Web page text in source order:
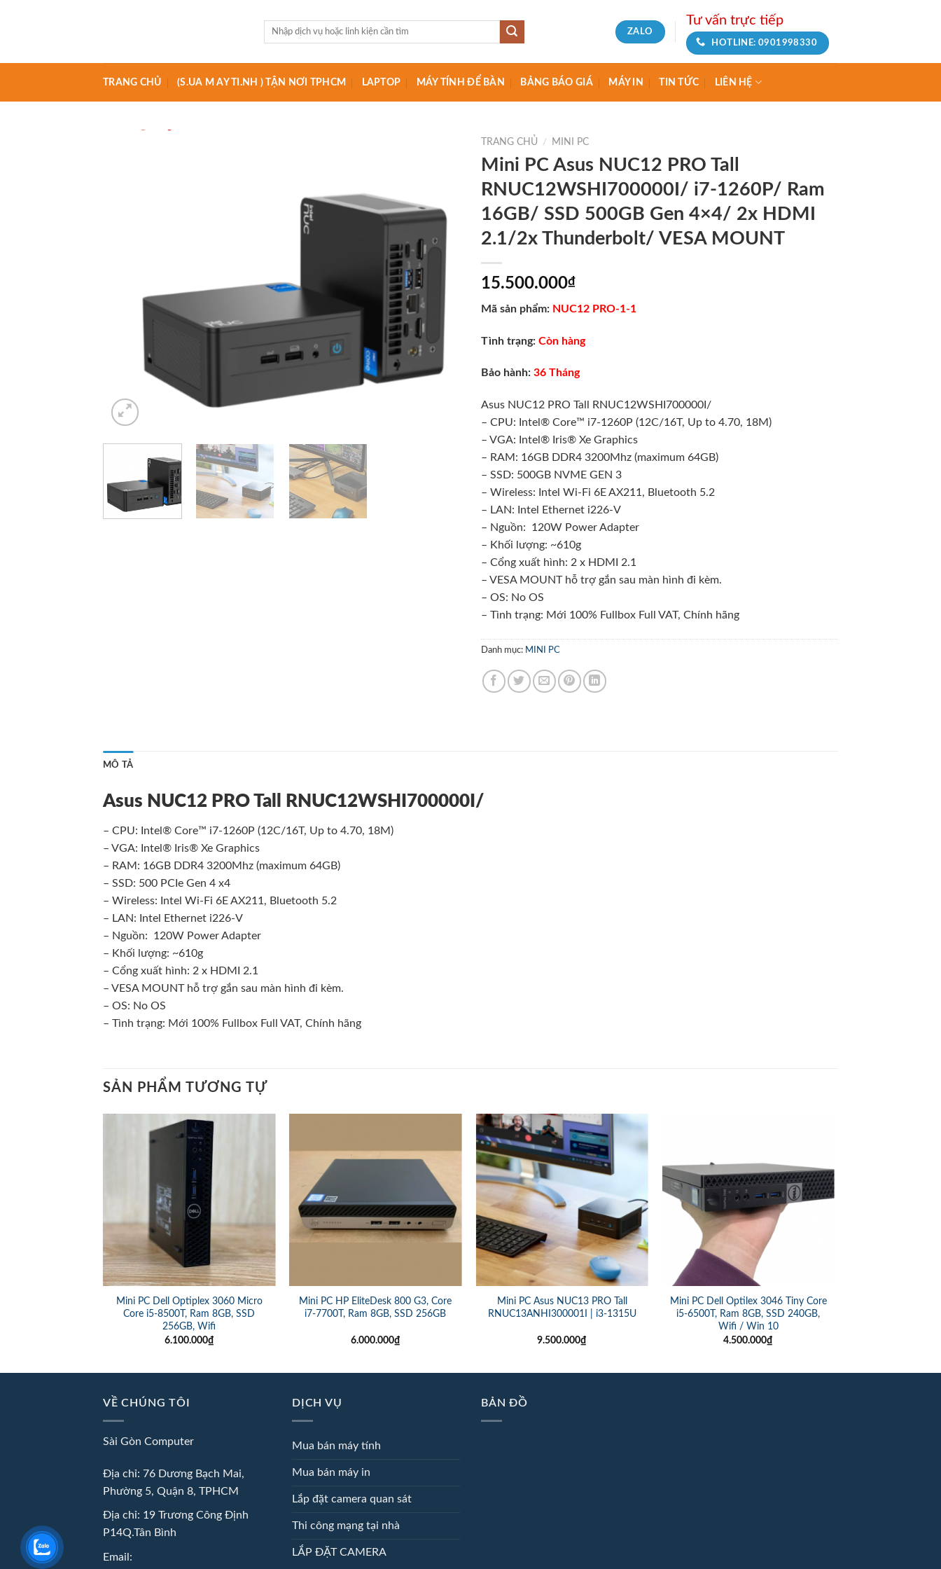
Tìm
ZALO
Tư vấn trực tiếp
HOTLINE: 0901998330
TRANG CHỦ (S.UA M AY TI.NH ) TẬN NƠI TPHCM LAPTOP MÁY TÍNH ĐỂ BÀN BẢNG BÁO GIÁ MÁY IN TIN TỨC LIÊN HỆ
TRANG CHỦ / MINI PC
Mini PC Asus NUC12 PRO Tall
RNUC12WSHI700000I/ i7-1260P/ Ram
16GB/ SSD 500GB Gen 4×4/ 2x HDMI
2.1/2x Thunderbolt/ VESA MOUNT
15.500.000₫
Mã sản phẩm: NUC12 PRO-1-1
Tình trạng: Còn hàng
Bảo hành: 36 Tháng
Asus NUC12 PRO Tall RNUC12WSHI700000I/
– CPU: Intel® Core™ i7-1260P (12C/16T, Up to 4.70, 18M)
– VGA: Intel® Iris® Xe Graphics
– RAM: 16GB DDR4 3200Mhz (maximum 64GB)
– SSD: 500GB NVME GEN 3
– Wireless: Intel Wi-Fi 6E AX211, Bluetooth 5.2
– LAN: Intel Ethernet i226-V
– Nguồn: 120W Power Adapter
– Khối lượng: ~610g
– Cổng xuất hình: 2 x HDMI 2.1
– VESA MOUNT hỗ trợ gắn sau màn hình đi kèm.
– OS: No OS
– Tình trạng: Mới 100% Fullbox Full VAT, Chính hãng
Danh mục: MINI PC
MÔ TẢ
Asus NUC12 PRO Tall RNUC12WSHI700000I/
– CPU: Intel® Core™ i7-1260P (12C/16T, Up to 4.70, 18M)
– VGA: Intel® Iris® Xe Graphics
– RAM: 16GB DDR4 3200Mhz (maximum 64GB)
– SSD: 500 PCIe Gen 4 x4
– Wireless: Intel Wi-Fi 6E AX211, Bluetooth 5.2
– LAN: Intel Ethernet i226-V
– Nguồn: 120W Power Adapter
– Khối lượng: ~610g
– Cổng xuất hình: 2 x HDMI 2.1
– VESA MOUNT hỗ trợ gắn sau màn hình đi kèm.
– OS: No OS
– Tình trạng: Mới 100% Fullbox Full VAT, Chính hãng
SẢN PHẨM TƯƠNG TỰ
Mini PC Dell Optiplex 3060 Micro
Core i5-8500T, Ram 8GB, SSD
256GB, Wifi
6.100.000₫
Mini PC HP EliteDesk 800 G3, Core
i7-7700T, Ram 8GB, SSD 256GB
6.000.000₫
Mini PC Asus NUC13 PRO Tall
RNUC13ANHI300001I | i3-1315U
9.500.000₫
Mini PC Dell Optilex 3046 Tiny Core
i5-6500T, Ram 8GB, SSD 240GB,
Wifi / Win 10
4.500.000₫
VỀ CHÚNG TÔI
Sài Gòn Computer
Địa chỉ: 76 Dương Bạch Mai,
Phường 5, Quận 8, TPHCM
Địa chỉ: 19 Trương Công Định
P14Q.Tân Bình
Email:
DỊCH VỤ
Mua bán máy tính
Mua bán máy in
Lắp đặt camera quan sát
Thi công mạng tại nhà
LẮP ĐẶT CAMERA
BẢN ĐỒ